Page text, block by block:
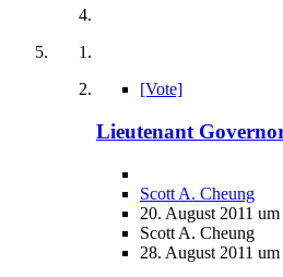
[Vote]
Lieutenant
Scott A. Cheung
20. August 2011
Scott A. Cheung
28. August 2011